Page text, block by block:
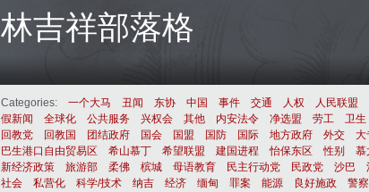
林吉祥部落格
Categories: 一个大马 丑闻 东协 中国 事件 交通 人权 人民联盟
假新闻
全球化 公共服务 兴权会 其他 内安法令 净选盟 劳工 卫生
回教党
回教国 团结政府 国会 国盟 国防 国际 地方政府 外交 大
巴生港口自由贸易区
希山慕丁 希望联盟 建国进程 怡保东区 性别 慕
新经济政策
旅游部 柔佛 槟城 母语教育 民主行动党 民政党 沙巴
社会
私营化 科学/技术 纳吉 经济 缅甸 罪案 能源 良好施政 警察